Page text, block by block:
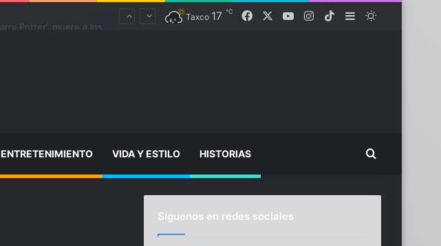
Taxco 17 ℃ FacebookYouTubeInstagram
TikTokSidebarSwitch skin
ENTRETENIMIENTO VIDA Y ESTILO HISTORIAS Buscar...
Síguenos en redes sociales